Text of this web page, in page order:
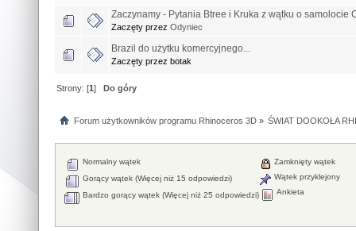
Zaczynamy - Pytania Btree i Kruka z wątku o samolocie
Zaczęty przez Odyniec
Brazil do użytku komercyjnego...
Zaczęty przez botak
Strony: [1]Do góry
Forum użytkowników programu Rhinoceros 3D» ŚWIAT DOOKOŁA
Normalny wątek
Gorący wątek (Więcej niż 15 odpowiedzi)
Bardzo gorący wątek (Więcej niż 25 odpowiedzi)
Zamknięty wątek
Wątek przyklejony
Ankieta